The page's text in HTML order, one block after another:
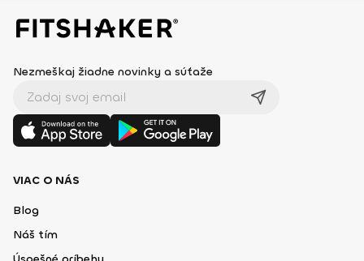
Nezmeškaj žiadne novinky a súťaže
VIAC O NÁS
Blog
Náš tím